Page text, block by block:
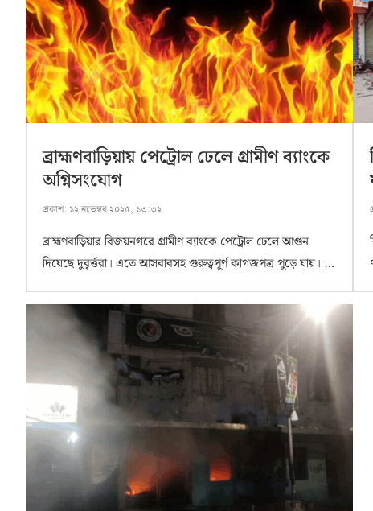
ব্রাহ্মণবাড়িয়ায় পেট্রোল ঢেলে গ্রামীণ ব্যাংকে
অগ্নিসংযোগ
প্রকাশ: ১২ নভেম্বর ২০২৫, ১৩:৩২
ব্রাহ্মণবাড়িয়ার বিজয়নগরে গ্রামীণ ব্যাংকে পেট্রোল ঢেলে আগুন
দিয়েছে দুবৃর্ত্তরা। এতে আসবাবসহ গুরুত্বপূর্ণ কাগজপত্র পুড়ে যায়। …